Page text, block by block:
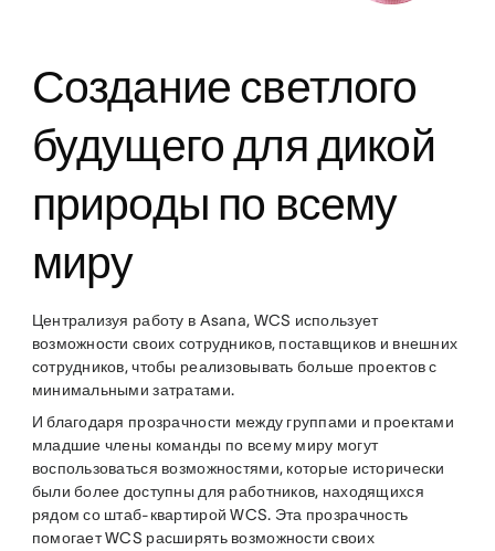
Создание светлого
будущего для дикой
природы по всему
миру
Централизуя работу в Asana, WCS использует
возможности своих сотрудников, поставщиков и внешних
сотрудников, чтобы реализовывать больше проектов с
минимальными затратами.
И благодаря прозрачности между группами и проектами
младшие члены команды по всему миру могут
воспользоваться возможностями, которые исторически
были более доступны для работников, находящихся
рядом со штаб-квартирой WCS. Эта прозрачность
помогает WCS расширять возможности своих